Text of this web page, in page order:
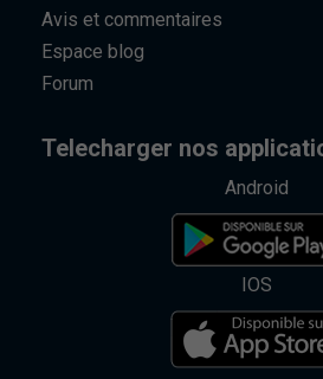
Avis et commentaires
Espace blog
Forum
Telecharger nos
Android
IOS